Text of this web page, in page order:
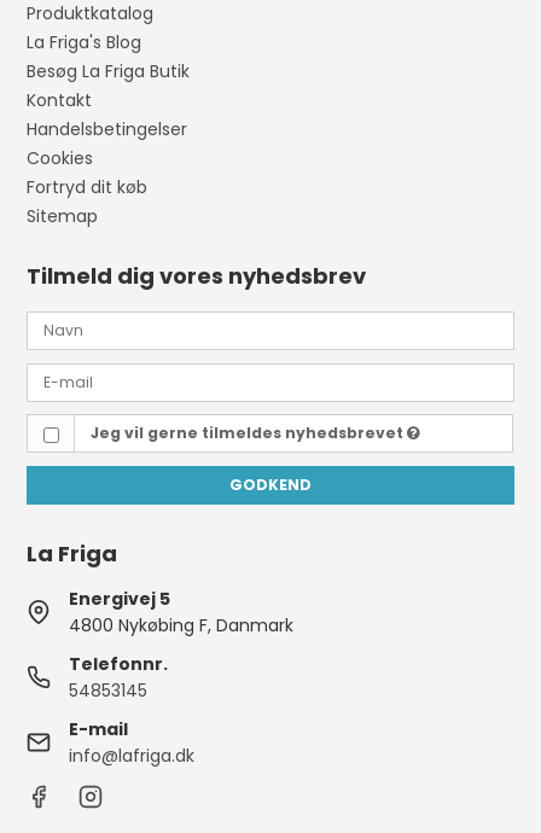
Produktkatalog
La Friga's Blog
Besøg La Friga Butik
Kontakt
Handelsbetingelser
Cookies
Fortryd dit køb
Sitemap
Tilmeld dig vores nyhedsbrev
Jeg vil gerne tilmeldes nyhedsbrevet
GODKEND
La Friga
Energivej 5
4800 Nykøbing F, Danmark
Telefonnr.
54853145
E-mail
info@lafriga.dk